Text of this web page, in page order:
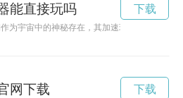
能直接玩吗
为宇宙中的神秘存在，其加速现象不仅吸引
下载
网下载 下载